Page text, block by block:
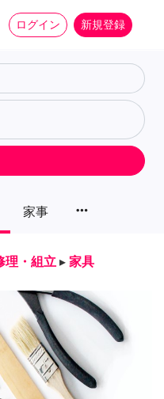
ログイン 新規登録
家事 more_horiz
理・組立 ▸ 家具